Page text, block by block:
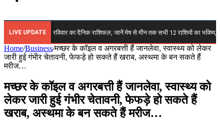
for
LIVE UPDATE
राशिफल: रविवार का दैनिक राशिफल, जानें मेष से मीन तक सभी 12 राशियों का भविष्य, किन पर
Home/Business/मच्छर के कॉइल व अगरबत्ती हैं जानलेवा, स्वास्थ्य को लेकर
जारी हुई गंभीर चेतावनी, फेफड़े हो सकते हैं खराब, अस्थमा के बन सकते हैं
मरीज…
मच्छर के कॉइल व अगरबत्ती हैं जानलेवा, स्वास्थ्य को
लेकर जारी हुई गंभीर चेतावनी, फेफड़े हो सकते हैं
खराब, अस्थमा के बन सकते हैं मरीज…